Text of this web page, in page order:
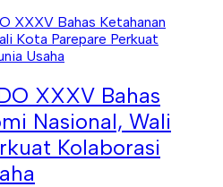
XXXV Bahas
Nasional, Wali
Kolaborasi